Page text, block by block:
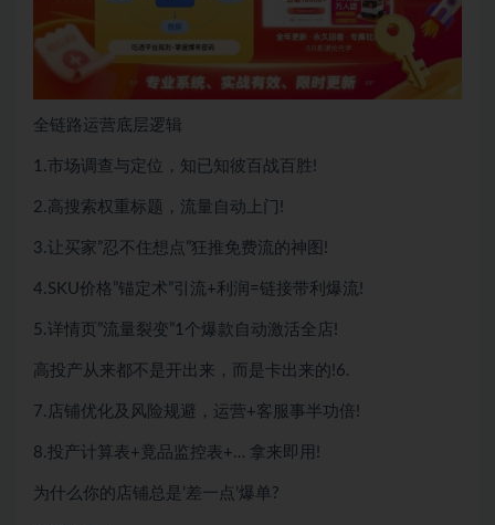
全链路运营底层逻辑
1.市场调查与定位，知已知彼百战百胜!
2.高搜索权重标题，流量自动上门!
3.让买家”忍不住想点”狂推免费流的神图!
4.SKU价格”锚定术”引流+利润=链接带利爆流!
5.详情页”流量裂变”1个爆款自动激活全店!
高投产从来都不是开出来，而是卡出来的!6.
7.店铺优化及风险规避，运营+客服事半功倍!
8.投产计算表+竟品监控表+… 拿来即用!
为什么你的店铺总是’差一点’爆单?